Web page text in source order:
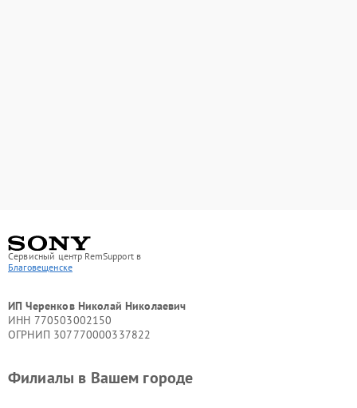
Сервисный центр RemSupport в
Благовещенске
ИП Черенков Николай Николаевич
ИНН 770503002150
ОГРНИП 307770000337822
Филиалы в Вашем городе